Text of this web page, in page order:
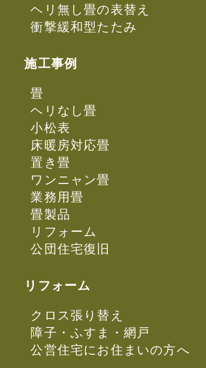
ヘリ無し畳の表替え
衝撃緩和型たたみ
施工事例
畳
ヘリなし畳
小松表
床暖房対応畳
置き畳
ワンニャン畳
業務用畳
畳製品
リフォーム
公団住宅復旧
リフォーム
クロス張り替え
障子・ふすま・網戸
公営住宅にお住まいの方へ